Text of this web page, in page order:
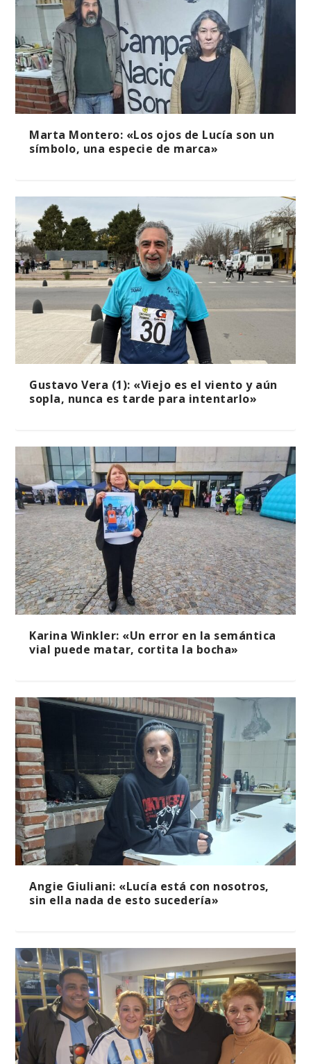
Marta Montero: «Los ojos de Lucía son un
símbolo, una especie de marca»
Gustavo Vera (1): «Viejo es el viento y aún
sopla, nunca es tarde para intentarlo»
Karina Winkler: «Un error en la semántica
vial puede matar, cortita la bocha»
Angie Giuliani: «Lucía está con nosotros,
sin ella nada de esto sucedería»